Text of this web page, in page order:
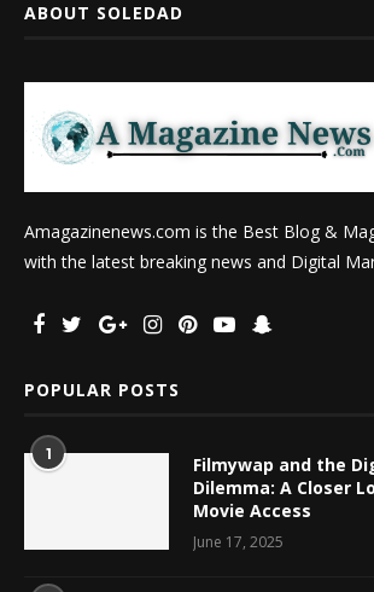
ABOUT SOLEDAD
Amagazinenews.com is the Best Blog &
with the latest breaking news and Digital
POPULAR POSTS
1
Filmywap and the
Dilemma: A Closer
Movie Access
June 17, 2025